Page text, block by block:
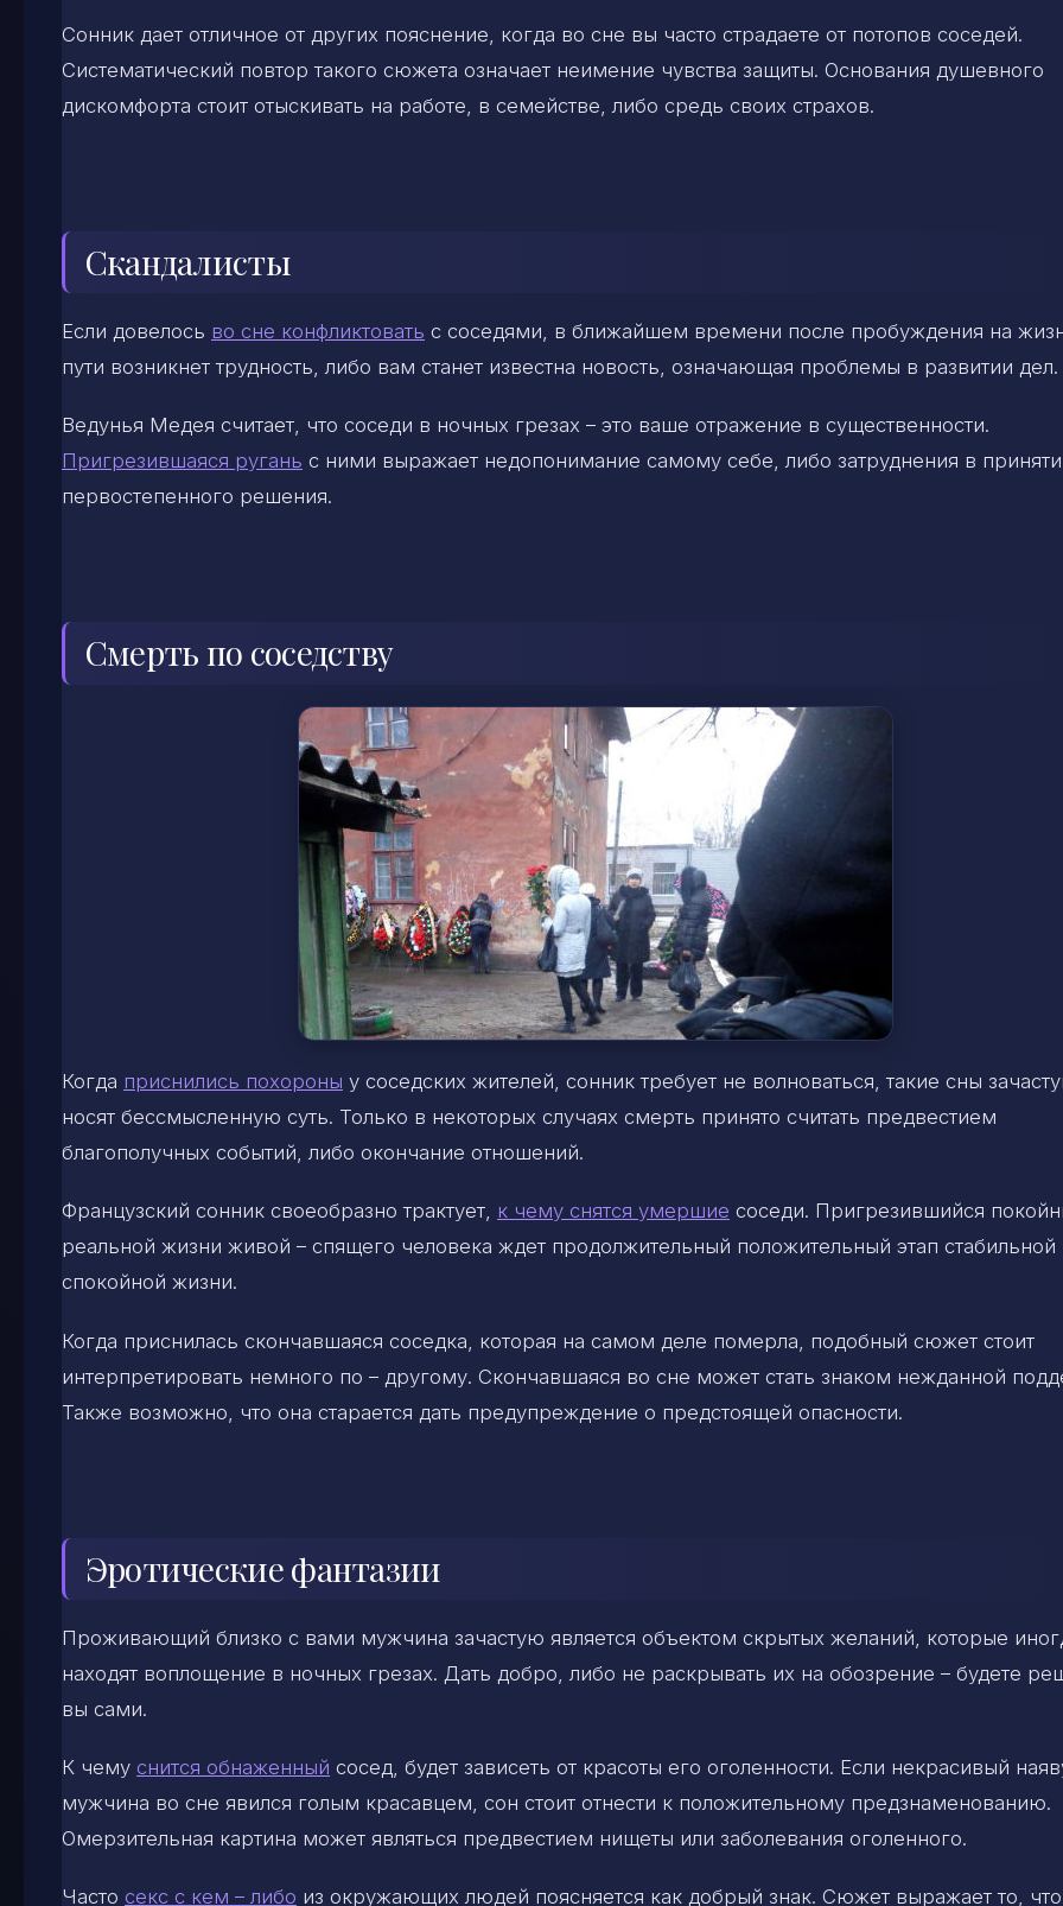
Сонник дает отличное от других пояснение, когда во сне вы часто страдаете от потопов соседей.
Систематический повтор такого сюжета означает неимение чувства защиты. Основания душевного
дискомфорта стоит отыскивать на работе, в семействе, либо средь своих страхов.
Скандалисты
Если довелось во сне конфликтовать с соседями, в ближайшем времени после пробуждения на
пути возникнет трудность, либо вам станет известна новость, означающая проблемы в развитии дел.
Ведунья Медея считает, что соседи в ночных грезах – это ваше отражение в существенности.
Пригрезившаяся ругань с ними выражает недопонимание самому себе, либо затруднения в
первостепенного решения.
Смерть по соседству
Когда приснились похороны у соседских жителей, сонник требует не волноваться, такие сны
носят бессмысленную суть. Только в некоторых случаях смерть принято считать предвестием
благополучных событий, либо окончание отношений.
Французский сонник своеобразно трактует, к чему снятся умершие соседи. Пригрезившийся
реальной жизни живой – спящего человека ждет продолжительный положительный этап стабильной
спокойной жизни.
Когда приснилась скончавшаяся соседка, которая на самом деле померла, подобный сюжет стоит
интерпретировать немного по – другому. Скончавшаяся во сне может стать знаком нежданной
Также возможно, что она старается дать предупреждение о предстоящей опасности.
Эротические фантазии
Проживающий близко с вами мужчина зачастую является объектом скрытых желаний, которые
находят воплощение в ночных грезах. Дать добро, либо не раскрывать их на обозрение – будете
вы сами.
К чему снится обнаженный сосед, будет зависеть от красоты его оголенности. Если некрасивый
мужчина во сне явился голым красавцем, сон стоит отнести к положительному предзнаменованию.
Омерзительная картина может являться предвестием нищеты или заболевания оголенного.
Часто секс с кем – либо из окружающих людей поясняется как добрый знак. Сюжет выражает то,